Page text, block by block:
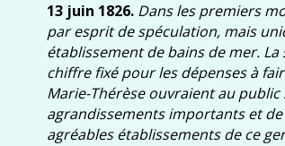
13 juin 1826. Dans les premiers
par esprit de spéculation, mais
établissement de bains de mer.
chiffre fixé pour les dépenses à
Marie-Thérèse ouvraient au
agrandissements importants et
agréables établissements de ce